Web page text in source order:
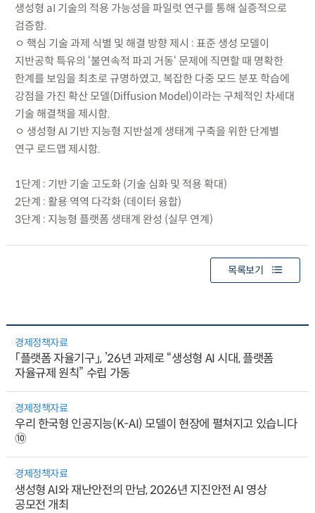
생성형 aI 기술의 적용 가능성을 파일럿 연구를 통해 실증적으로
검증함.
ㅇ 핵심 기술 과제 식별 및 해결 방향 제시 : 표준 생성 모델이
지반공학 특유의 ‘불연속적 파괴 거동‘ 문제에 직면할 때 명확한
한계를 보임을 최초로 규명하였고, 복잡한 다중 모드 분포 학습에
강점을 가진 확산 모델(Diffusion Model)이라는 구체적인 차세대
기술 해결책을 제시함.
ㅇ 생성형 AI 기반 지능형 지반설계 생태계 구축을 위한 단계별
연구 로드맵 제시함.
1단계 : 기반 기술 고도화 (기술 심화 및 적용 확대)
2단계 : 활용 역역 다각화 (데이터 융합)
3단계 : 지능형 플랫폼 생태계 완성 (실무 연계)
목록보기
경제정책자료
「플랫폼 자율기구」, ’26년 과제로 “생성형 AI 시대, 플랫폼
자율규제 원칙” 수립 가동
경제정책자료
우리 한국형 인공지능(K-AI) 모델이 현장에 펼쳐지고 있습니다
⑩
경제정책자료
생성형 AI와 재난안전의 만남, 2026년 지진안전 AI 영상
공모전 개최